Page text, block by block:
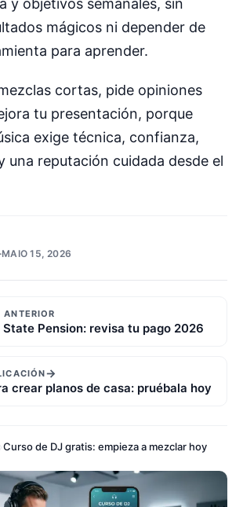
y objetivos semanales, sin
mágicos ni depender de
para aprender.
cortas, pide opiniones
tu presentación, porque
exige técnica, confianza,
una reputación cuidada desde el
·MAIO 15, 2026
ANTERIOR
Pension: revisa tu pago 2026
→
crear planos de casa: pruébala hoy
Curso de DJ gratis: empieza a mezclar hoy